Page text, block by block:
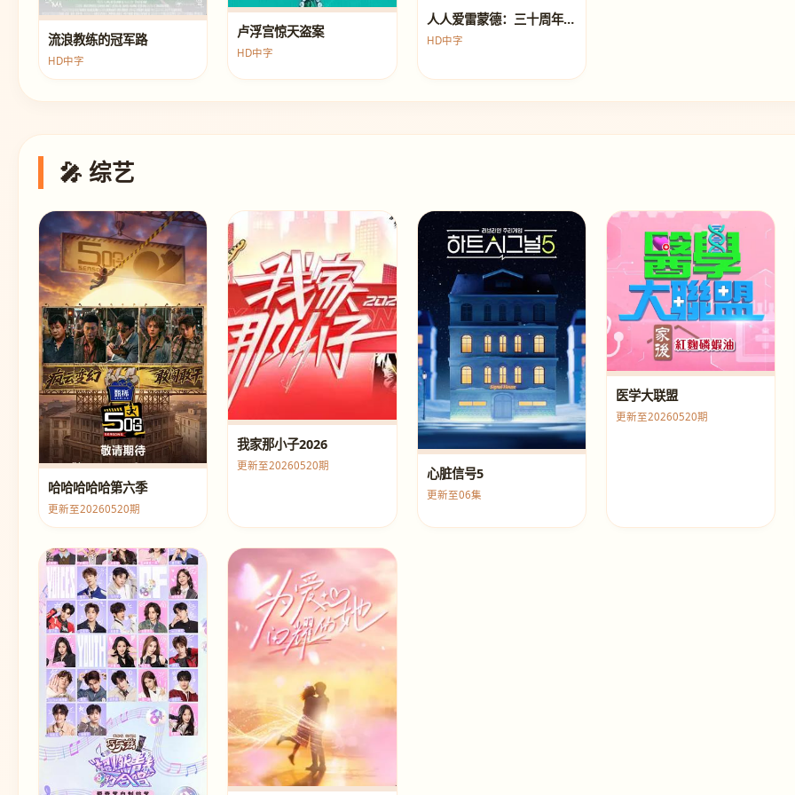
流浪教练的冠军路
HD中字
卢浮宫惊天盗案
HD中字
人人爱雷蒙德：三十周年欢聚特辑
HD中字
🎤 综艺
哈哈哈哈哈第六季
更新至20260520期
我家那小子2026
更新至20260520期 心脏信号5
更新至06集
医学大联盟
更新至20260520期